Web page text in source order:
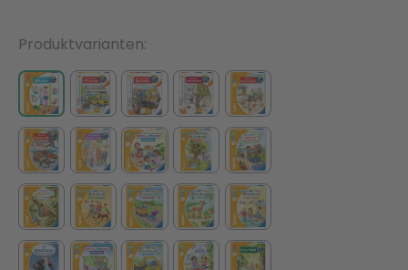
Minifiguren
NINJAGO®
Speed Champions
Star Wars™
Sports Action
VW
Wiltopia
Aktion
Produktvarianten